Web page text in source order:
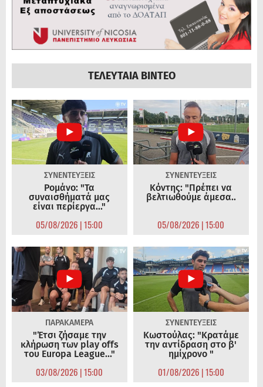
ΤΕΛΕΥΤΑΙΑ ΒΙΝΤΕΟ
ΣΥΝΕΝΤΕΥΞΕΙΣ
Ρομάνο: "Τα
συναισθήματά μας
είναι περίεργα..."
05/08/2026 | 15:00
ΣΥΝΕΝΤΕΥΞΕΙΣ
Κόντης: "Πρέπει να
βελτιωθούμε άμεσα..
05/08/2026 | 15:00
ΠΑΡΑΚΑΜΕΡΑ
"Έτσι ζήσαμε την
κλήρωση των play offs
του Europa League..."
03/08/2026 | 15:00
ΣΥΝΕΝΤΕΥΞΕΙΣ
Κωστούλας: "Κρατάμε
την αντίδραση στο β'
ημίχρονο "
01/08/2026 | 15:00